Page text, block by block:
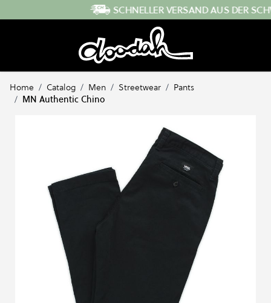
SCHNELLER VERSAND AUS DER SCHWEIZ
Home / Catalog / Men / Streetwear / Pants
/ MN Authentic Chino